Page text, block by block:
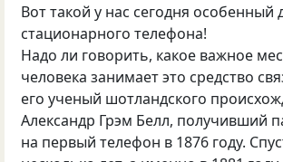
Вот такой у нас сегодня
стационарного телефона!
Надо ли говорить, какое важное
человека занимает это средство
его ученый шотландского
Александр Грэм Белл, получивший
на первый телефон в 1876 году.